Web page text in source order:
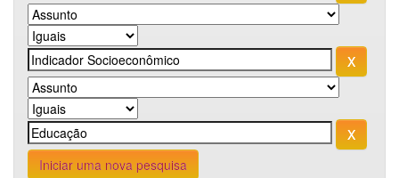
Iniciar uma nova pesquisa